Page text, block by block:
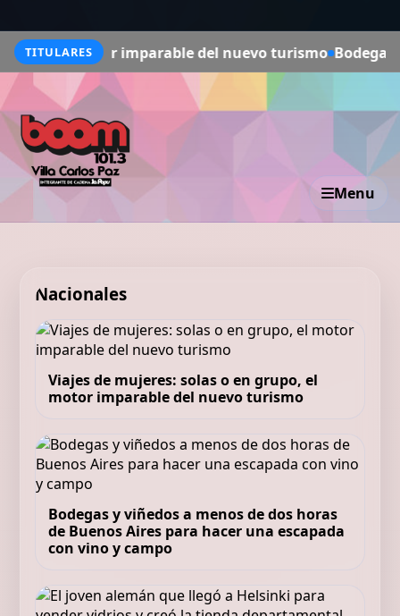
TITULARES
imparable del nuevo turismo Bodegas y viñedos a
Menu
Nacionales
Viajes de mujeres: solas o en grupo, el
motor imparable del nuevo turismo
Bodegas y viñedos a menos de dos horas
de Buenos Aires para hacer una escapada
con vino y campo